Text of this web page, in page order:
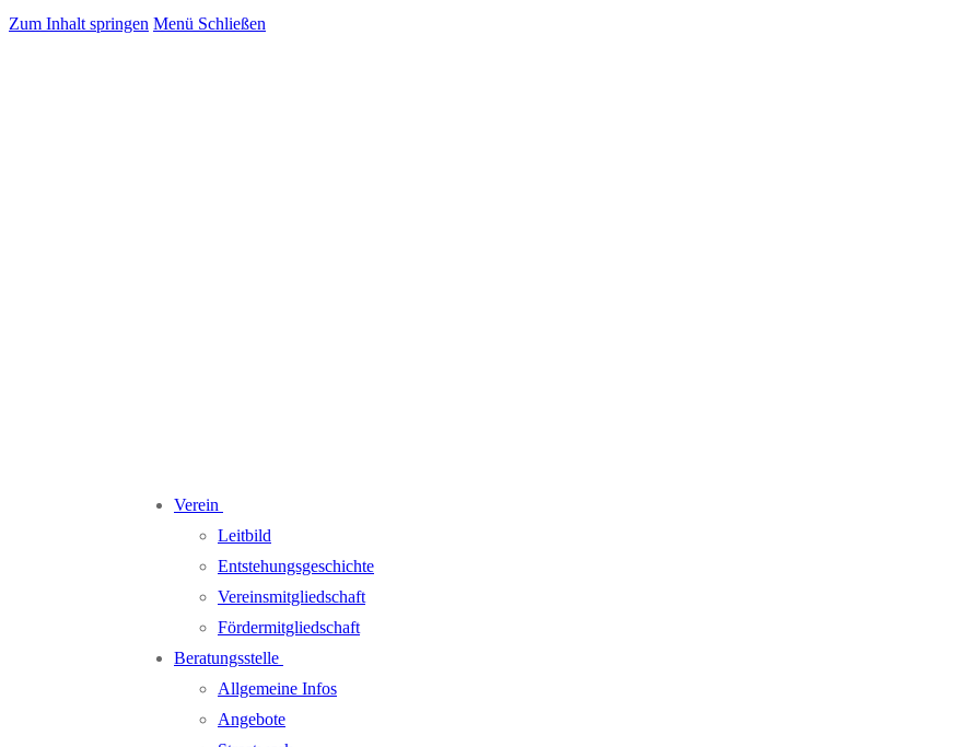
Zum Inhalt springen Menü Schließen
Verein
Leitbild
Entstehungsgeschichte
Vereinsmitgliedschaft
Fördermitgliedschaft
Beratungsstelle
Allgemeine Infos
Angebote